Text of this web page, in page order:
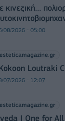
κινεζική…
08/2026 - 05:00
esteticamagazine.gr
Loutraki
07/2026 - 12:07
esteticamagazine.gr
I One for